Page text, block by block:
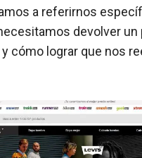
a referirnos
devolver un
cómo lograr que nos